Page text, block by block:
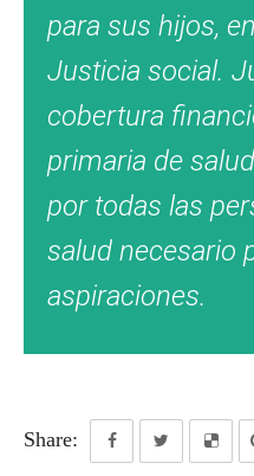
para sus hijos,
Justicia social.
cobertura
primaria de
por todas las
salud necesario
aspiraciones.
Share: